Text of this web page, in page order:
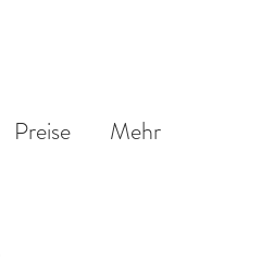
Preise Mehr